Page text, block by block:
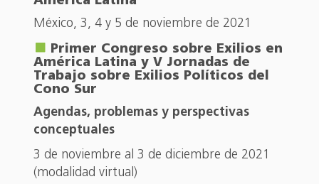
México, 3, 4 y 5 de noviembre de 2021
Primer Congreso sobre Exilios en
América Latina y V Jornadas de
Trabajo sobre Exilios Políticos del
Cono Sur
Agendas, problemas y perspectivas
conceptuales
3 de noviembre al 3 de diciembre de 2021
(modalidad virtual)